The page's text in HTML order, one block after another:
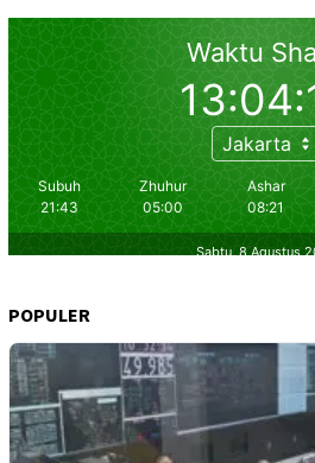
POPULER